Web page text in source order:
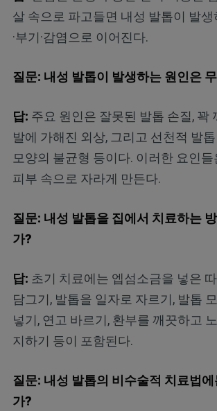
살 속으로 파고들면 내성 발톱이 발생
·부기·감염으로 이어진다.
질문: 내성 발톱이 발생하는 원인은
답: 주요 원인은 잘못된 발톱 손질, 꽉
발에 가해진 외상, 그리고 선천적 발
모양의 불균형 등이다. 이러한 요인들
피부 속으로 자라게 만든다.
질문: 내성 발톱을 집에서 치료하는
가?
답: 초기 치료에는 엡섬소금을 넣은
담그기, 발톱을 일자로 자르기, 발톱
넣기, 연고 바르기, 환부를 깨끗하고
지하기 등이 포함된다.
질문: 내성 발톱의 비수술적 치료법
가?